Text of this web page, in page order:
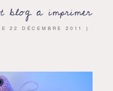
blog a imprimer
22 DÉCEMBRE 2011 }